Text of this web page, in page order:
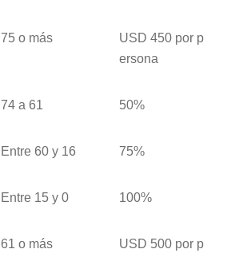
75 o más
USD 450 por p
ersona
74 a 61 50%
Entre 60 y 16 75%
Entre 15 y 0 100%
61 o más
USD 500 por p